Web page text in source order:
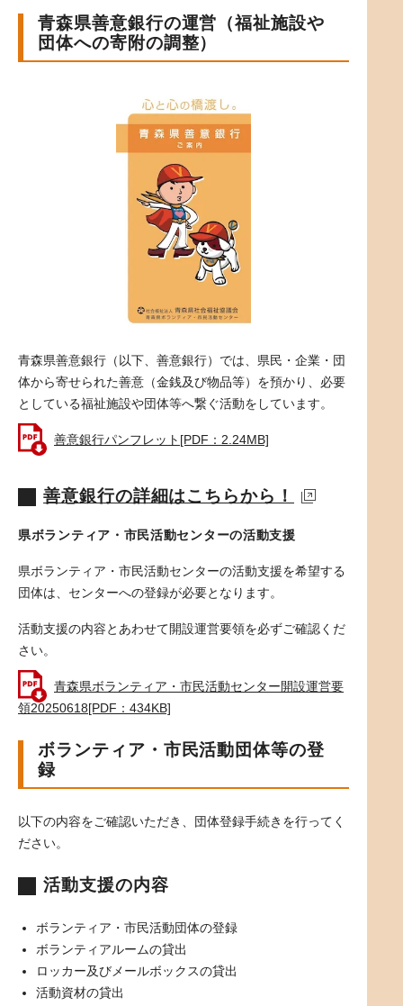
青森県善意銀行の運営（福祉施設や
団体への寄附の調整）
青森県善意銀行（以下、善意銀行）では、県民・企業・団
体から寄せられた善意（金銭及び物品等）を預かり、必要
としている福祉施設や団体等へ繋ぐ活動をしています。
善意銀行パンフレット[PDF：2.24MB]
善意銀行の詳細はこちらから！
県ボランティア・市民活動センターの活動支援
県ボランティア・市民活動センターの活動支援を希望する
団体は、センターへの登録が必要となります。
活動支援の内容とあわせて開設運営要領を必ずご確認くだ
さい。
青森県ボランティア・市民活動センター開設運営要
領20250618[PDF：434KB]
ボランティア・市民活動団体等の登
録
以下の内容をご確認いただき、団体登録手続きを行ってく
ださい。
活動支援の内容
ボランティア・市民活動団体の登録
ボランティアルームの貸出
ロッカー及びメールボックスの貸出
活動資材の貸出